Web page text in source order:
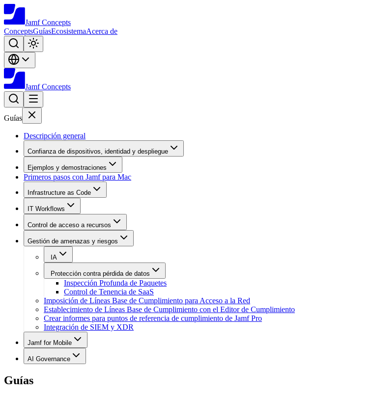
Jamf Concepts
ConceptsGuíasEcosistemaAcerca de
Jamf Concepts
Guías
Descripción general
Confianza de dispositivos, identidad y despliegue
Ejemplos y demostraciones
Primeros pasos con Jamf para Mac
Infrastructure as Code
IT Workflows
Control de acceso a recursos
Gestión de amenazas y riesgos
IA
Protección contra pérdida de datos
Inspección Profunda de Paquetes
Control de Tenencia de SaaS
Imposición de Líneas Base de Cumplimiento para Acceso a la Red
Establecimiento de Líneas Base de Cumplimiento con el Editor de Cumplimiento
Crear informes para puntos de referencia de cumplimiento de Jamf Pro
Integración de SIEM y XDR
Jamf for Mobile
AI Governance
Guías